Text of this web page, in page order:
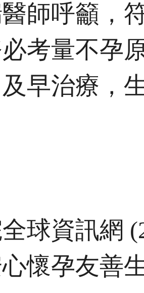
師呼籲，
考量不孕
早治療，
球資訊網
懷孕友善